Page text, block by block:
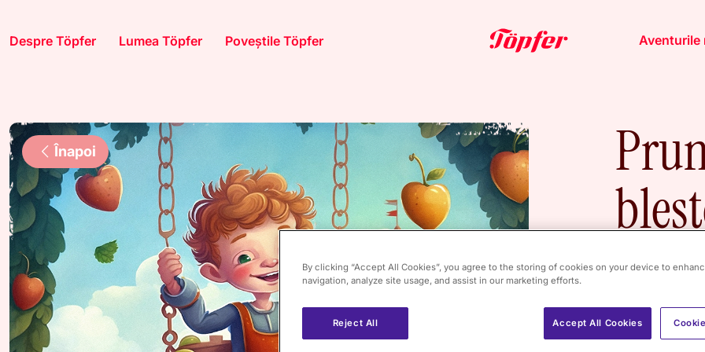
Despre Töpfer Lumea Töpfer Poveștile Töpfer Aventurile
Înapoi
A
fost
copac și
By clicking “Accept All Cookies”, you agree to the storing of cookies on your device to
navigation, analyze site usage, and assist in our marketing efforts.
Reject All Accept All Cookies